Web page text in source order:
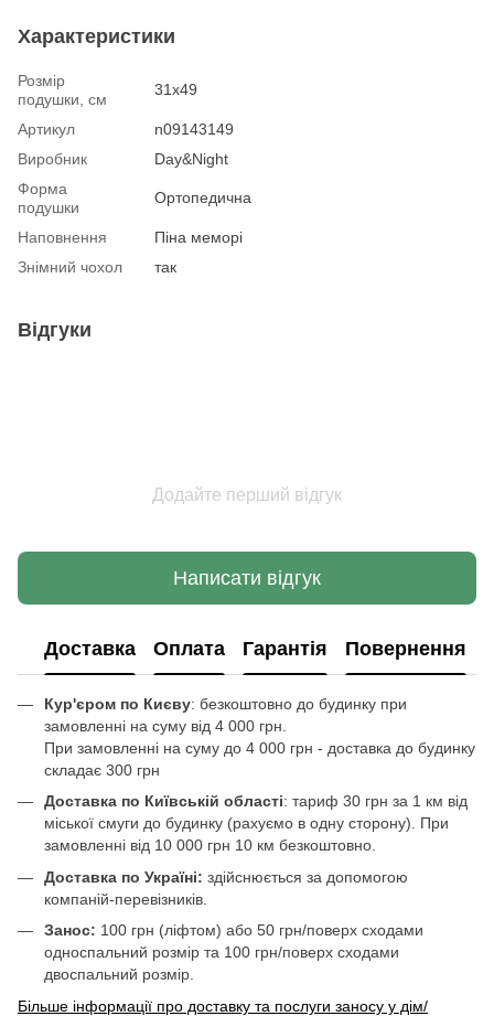
Характеристики
Розмір
подушки, см
31х49
Артикул
n09143149
Виробник
Day&Night
Форма
подушки
Ортопедична
Наповнення
Піна меморі
Знімний чохол
так
Відгуки
Додайте перший відгук
Написати відгук
Доставка Оплата Гарантія Повернення
Кур'єром по Києву: безкоштовно до будинку при
замовленні на суму від 4 000 грн.
При замовленні на суму до 4 000 грн - доставка до будинку
складає 300 грн
Доставка по Київській області: тариф 30 грн за 1 км від
міської смуги до будинку (рахуємо в одну сторону). При
замовленні від 10 000 грн 10 км безкоштовно.
Доставка по Україні: здійснюється за допомогою
компаній-перевізників.
Занос: 100 грн (ліфтом) або 50 грн/поверх сходами
односпальний розмір та 100 грн/поверх сходами
двоспальний розмір.
Більше інформації про доставку та послуги заносу у дім/